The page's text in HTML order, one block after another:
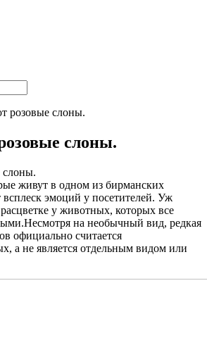
розовые слоны.
слоны.
слоны.
живут в одном из бирманских
эмоций у посетителей. Уж
у животных, которых все
на необычный вид, редкая
официально считается
а не является отдельным видом или